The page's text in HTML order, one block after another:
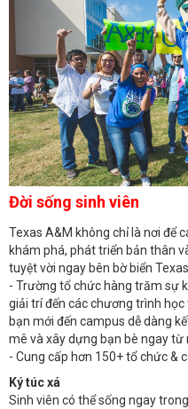
Đời sống sinh viên
Texas A&M không chỉ là nơi để
khám phá, phát triển bản thân
tuyệt vời ngay bên bờ biển
- Trường tổ chức hàng trăm sự
giải trí đến các chương trình
bạn mới đến campus dễ dàng
mê và xây dựng bạn bè ngay từ
- Cung cấp hơn 150+ tổ chức &
Ký túc xá
Sinh viên có thể sống ngay